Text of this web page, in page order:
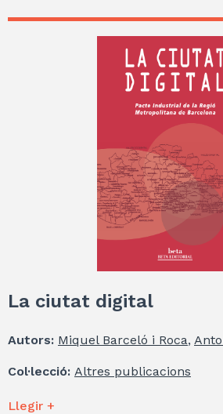
La ciutat digital
Autors: Miquel Barceló i Roca,
Col·lecció: Altres publicacions
Llegir +